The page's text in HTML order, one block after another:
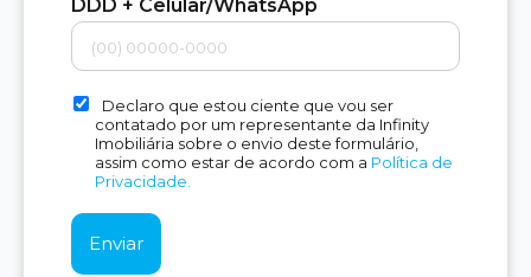
DDD + Celular/WhatsApp
Declaro que estou ciente que vou ser
contatado por um representante da Infinity
Imobiliária sobre o envio deste formulário,
assim como estar de acordo com a Política de
Privacidade.